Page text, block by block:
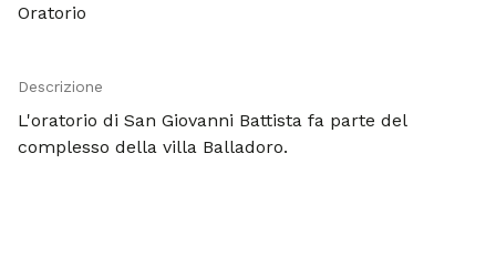
Oratorio
Descrizione
L'oratorio di San Giovanni Battista fa parte del
complesso della villa Balladoro.